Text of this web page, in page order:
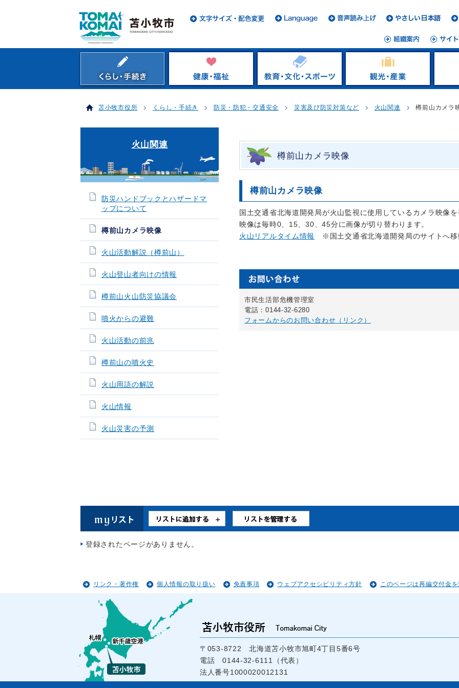
苫小牧市役所 くらし・手続き 防災・防犯・交通安全 災害及び防災対策など 火山関連 樽前山カメラ
樽前山カメラ映像
樽前山カメラ映像
国土交通省北海道開発局が火山監視に使用しているカメラ映像
映像は毎時0、15、30、45分に画像が切り替わります。
火山リアルタイム情報
※国土交通省北海道開発局のサイトへ移
市民生活部危機管理室
電話：0144-32-6280
フォームからのお問い合わせ（リンク）
火山関連
防災ハンドブックとハザードマ
ップについて
樽前山カメラ映像
火山活動解説（樽前山）
火山登山者向けの情報
樽前山火山防災協議会
噴火からの避難
火山活動の前兆
樽前山の噴火史
火山用語の解説
火山情報
火山災害の予測
登録されたページがありません。
リンク・著作権 個人情報の取り扱い 免責事項 ウェブアクセシビリティ方針 このページは再編交付金
〒053-8722 北海道苫小牧市旭町4丁目5番6号
電話 0144-32-6111（代表）
法人番号1000020012131